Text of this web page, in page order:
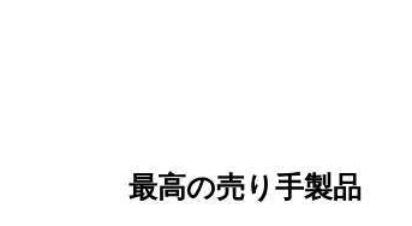
最高の売り手製品